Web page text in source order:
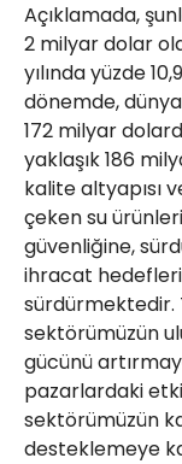
Açıklamada,
2 milyar dolar
yılında yüzde
dönemde,
172 milyar
yaklaşık 186
kalite altyapısı
çeken su
güvenliğine,
ihracat
sürdürmektedir.
sektörümüzün
gücünü
pazarlardaki
sektörümüzün
desteklemeye